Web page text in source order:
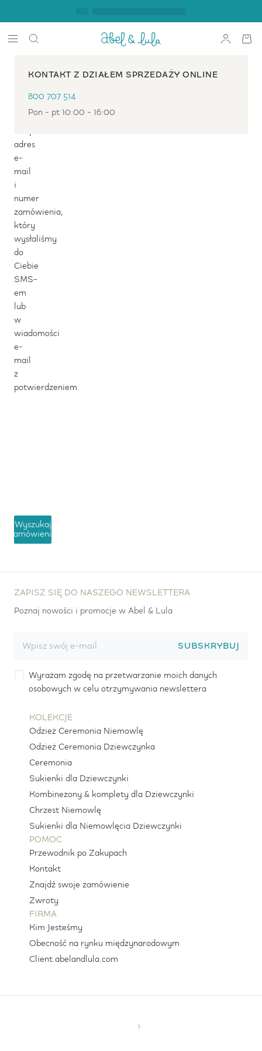
ZNAJDŹ
MOJE
ZAMÓWIENIE
Wpisz
swój
adres
e-
mail
i
numer
zamówienia,
który
wysłaliśmy
do
Ciebie
SMS-
em
lub
w
wiadomości
e-
mail
z
potwierdzeniem.
Wyszukaj
zamówienie
KONTAKT Z DZIAŁEM SPRZEDAŻY ONLINE
800 707 514
Pon - pt 10:00 - 16:00
ZAPISZ SIĘ DO NASZEGO NEWSLETTERA
Poznaj nowości i promocje w Abel & Lula
SUBSKRYBUJ
Wyrażam zgodę na przetwarzanie moich danych
osobowych w celu otrzymywania newslettera
KOLEKCJE
Odzież Ceremonia Niemowlę
Odzież Ceremonia Dziewczynka
Ceremonia
Sukienki dla Dziewczynki
Kombinezony & komplety dla Dziewczynki
Chrzest Niemowlę
Sukienki dla Niemowlęcia Dziewczynki
POMOC
Przewodnik po Zakupach
Kontakt
Znajdź swoje zamówienie
Zwroty
FIRMA
Kim Jesteśmy
Obecność na rynku międzynarodowym
Client.abelandlula.com